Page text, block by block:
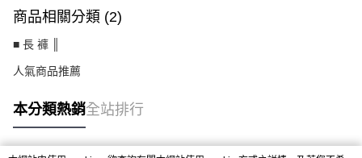
商品相關分類 (2)
■ 長 褲 ║
人氣商品推薦
本分類熱銷全站排行